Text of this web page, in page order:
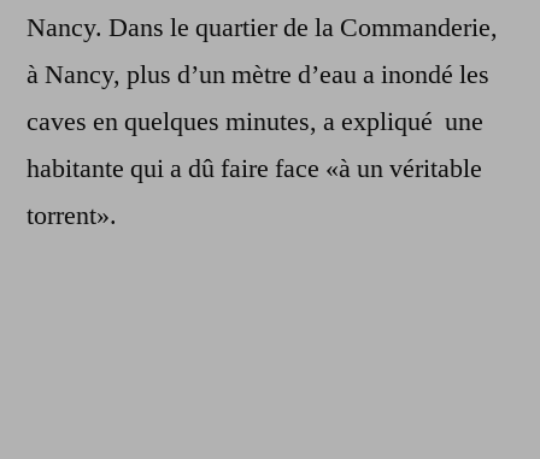
Nancy. Dans le quartier de la Commanderie,
à Nancy, plus d’un mètre d’eau a inondé les
caves en quelques minutes, a expliqué une
habitante qui a dû faire face «à un véritable
torrent».